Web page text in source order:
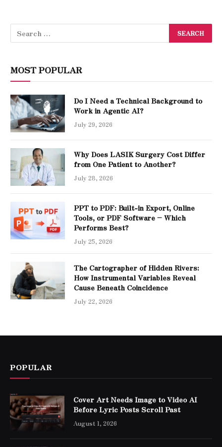
MOST POPULAR
Do I Need a Technical Background to
Work in Agentic AI?
July 29, 2026
Why Does LASIK Surgery Cost Differ
from One Patient to Another?
July 28, 2026
PPT to PDF: Built-in Export, Online
Tools, or PDF Software – Which
Performs Best?
July 25, 2026
The Cartographer of Hidden Rivers:
How Instrumental Variables Reveal
Cause Beneath Coincidence
July 22, 2026
POPULAR
Cover Art Needs Image to Video AI
Before Lyric Posts Scroll Past
August 1, 2026